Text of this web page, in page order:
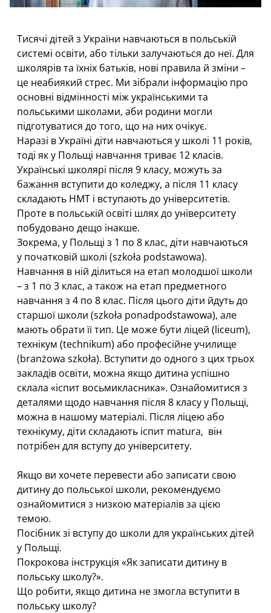
Тисячі дітей з України навчаються в польській
системі освіти, або тільки залучаються до неї. Для
школярів та їхніх батьків, нові правила й зміни –
це неабиякий стрес. Ми зібрали інформацію про
основні відмінності між українськими та
польськими школами, аби родини могли
підготуватися до того, що на них очікує.
Наразі в Україні діти навчаються у школі 11 років,
тоді як у Польщі навчання триває 12 класів.
Українські школярі після 9 класу, можуть за
бажання вступити до коледжу, а після 11 класу
складають НМТ і вступають до університетів.
Проте в польській освіті шлях до університету
побудовано дещо інакше.
Зокрема, у Польщі з 1 по 8 клас, діти навчаються
у початковій школі (szkoła podstawowa).
Навчання в ній ділиться на етап молодшої школи
– з 1 по 3 клас, а також на етап предметного
навчання з 4 по 8 клас. Після цього діти йдуть до
старшої школи (szkoła ponadpodstawowa), але
мають обрати її тип. Це може бути ліцей (liceum),
технікум (technikum) або професійне училище
(branżowa szkoła). Вступити до одного з цих трьох
закладів освіти, можна якщо дитина успішно
склала «іспит восьмикласника». Ознайомитися з
деталями щодо навчання після 8 класу у Польщі,
можна в нашому матеріалі. Після ліцею або
технікуму, діти складають іспит matura, він
потрібен для вступу до університету.
Якщо ви хочете перевести або записати свою
дитину до польської школи, рекомендуємо
ознайомитися з низкою матеріалів за цією
темою.
Посібник зі вступу до школи для українських дітей
у Польщі.
Покрокова інструкція «Як записати дитину в
польську школу?».
Що робити, якщо дитина не змогла вступити в
польську школу?